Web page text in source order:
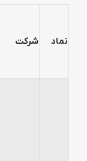
نماد شرکت